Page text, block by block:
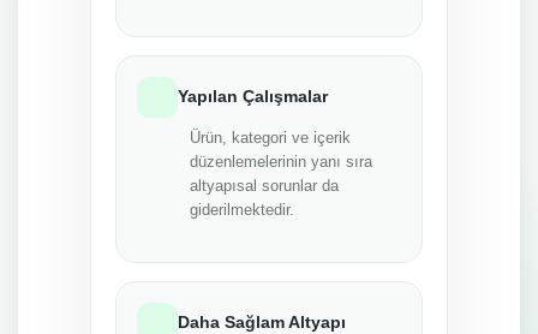
Yapılan Çalışmalar
Ürün, kategori ve içerik
düzenlemelerinin yanı sıra
altyapısal sorunlar da
giderilmektedir.
Daha Sağlam Altyapı